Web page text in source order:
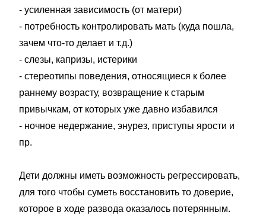
- усиленная зависимость (от матери)
- потребность контролировать мать (куда пошла,
зачем что-то делает и т.д.)
- слезы, капризы, истерики
- стереотипы поведения, относящиеся к более
раннему возрасту, возвращение к старым
привычкам, от которых уже давно избавился
- ночное недержание, энурез, приступы ярости и
пр.
Дети должны иметь возможность регрессировать,
для того чтобы суметь восстановить то доверие,
которое в ходе развода оказалось потерянным.